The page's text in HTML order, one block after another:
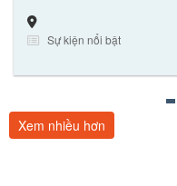
Sự kiện nổi bật
Xem nhiều hơn